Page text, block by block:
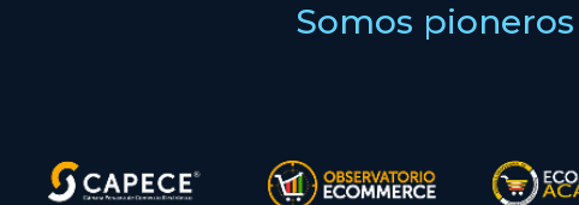
Somos